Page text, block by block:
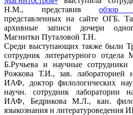
Н.М., представив обзор
представленных на сайте ОГБ.
архивные записи дочери
Магнитки Путаловой Т.Н.
Среди выступающих также были
сотрудник литературного
Б.Ручьева и научные
Рожкова Т.И., зав. лабораторией
ИАФ, доктор филологических
научн. сотрудник лаборатории
ИАФ, Бедрикова М.Л., кан.
языкознания и литературоведения